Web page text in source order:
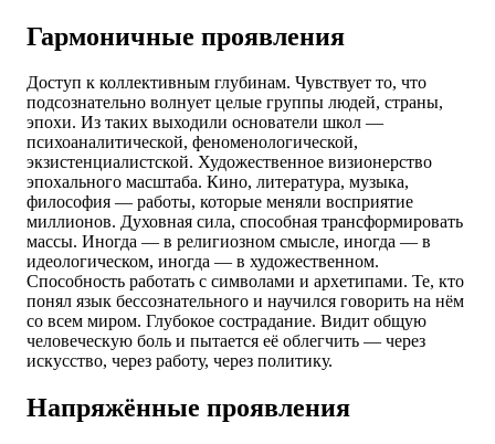
Гармоничные проявления
Доступ к коллективным глубинам. Чувствует то, что
подсознательно волнует целые группы людей, страны,
эпохи. Из таких выходили основатели школ —
психоаналитической, феноменологической,
экзистенциалистской. Художественное визионерство
эпохального масштаба. Кино, литература, музыка,
философия — работы, которые меняли восприятие
миллионов. Духовная сила, способная трансформировать
массы. Иногда — в религиозном смысле, иногда — в
идеологическом, иногда — в художественном.
Способность работать с символами и архетипами. Те, кто
понял язык бессознательного и научился говорить на нём
со всем миром. Глубокое сострадание. Видит общую
человеческую боль и пытается её облегчить — через
искусство, через работу, через политику.
Напряжённые проявления